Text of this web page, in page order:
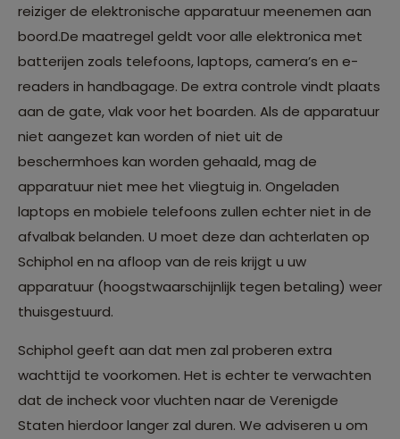
reiziger de elektronische apparatuur meenemen aan
boord.De maatregel geldt voor alle elektronica met
batterijen zoals telefoons, laptops, camera’s en e-
readers in handbagage. De extra controle vindt plaats
aan de gate, vlak voor het boarden. Als de apparatuur
niet aangezet kan worden of niet uit de
beschermhoes kan worden gehaald, mag de
apparatuur niet mee het vliegtuig in. Ongeladen
laptops en mobiele telefoons zullen echter niet in de
afvalbak belanden. U moet deze dan achterlaten op
Schiphol en na afloop van de reis krijgt u uw
apparatuur (hoogstwaarschijnlijk tegen betaling) weer
thuisgestuurd.
Schiphol geeft aan dat men zal proberen extra
wachttijd te voorkomen. Het is echter te verwachten
dat de incheck voor vluchten naar de Verenigde
Staten hierdoor langer zal duren. We adviseren u om